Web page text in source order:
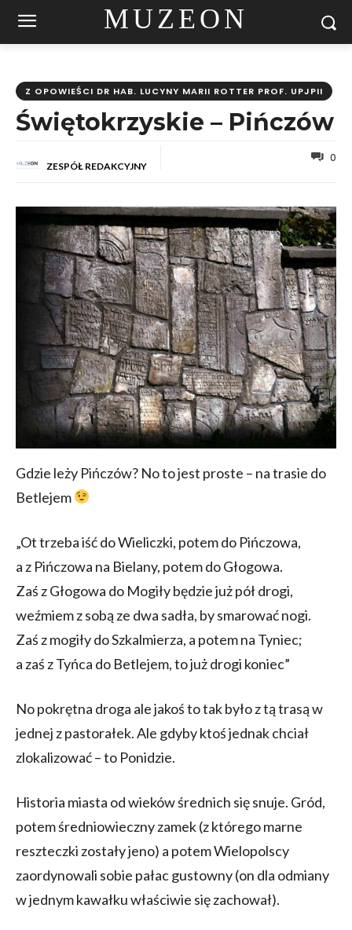
MUZEON
Z OPOWIEŚCI DR HAB. LUCYNY MARII ROTTER PROF. UPJPII
Świętokrzyskie – Pińczów
ZESPÓŁ REDAKCYJNY
0
Gdzie leży Pińczów? No to jest proste – na trasie do
Betlejem
„Ot trzeba iść do Wieliczki, potem do Pińczowa,
a z Pińczowa na Bielany, potem do Głogowa.
Zaś z Głogowa do Mogiły będzie już pół drogi,
weźmiem z sobą ze dwa sadła, by smarować nogi.
Zaś z mogiły do Szkalmierza, a potem na Tyniec;
a zaś z Tyńca do Betlejem, to już drogi koniec”
No pokrętna droga ale jakoś to tak było z tą trasą w
jednej z pastorałek. Ale gdyby ktoś jednak chciał
zlokalizować – to Ponidzie.
Historia miasta od wieków średnich się snuje. Gród,
potem średniowieczny zamek (z którego marne
reszteczki zostały jeno) a potem Wielopolscy
zaordynowali sobie pałac gustowny (on dla odmiany
w jednym kawałku właściwie się zachował).